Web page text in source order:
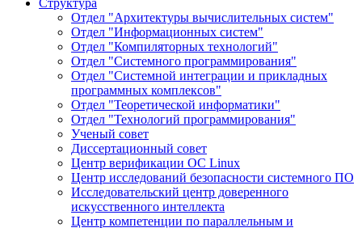
Структура
Отдел "Архитектуры вычислительных систем"
Отдел "Информационных систем"
Отдел "Компиляторных технологий"
Отдел "Системного программирования"
Отдел "Системной интеграции и прикладных
программных комплексов"
Отдел "Теоретической информатики"
Отдел "Технологий программирования"
Ученый совет
Диссертационный совет
Центр верификации ОС Linux
Центр исследований безопасности системного ПО
Исследовательский центр доверенного
искусственного интеллекта
Центр компетенции по параллельным и